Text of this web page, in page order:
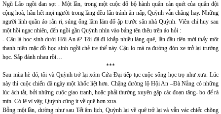
Ngũ Lão ngồi đan sọt . Một lần, trong một cuộc đổ bộ hành quân càn quét của quân đội
cộng hoà, hầu hết mọi người trong làng đều lẩn tránh ẩn nấp, Quỳnh vẫn chẳng hay. Những
người lính quần áo rằn ri, súng ống lăm lăm đổ ập trước sân nhà Quỳnh. Viên chỉ huy sau
một hồi ngạc nhiên, đến ngồi gần Quỳnh nhìn vào bảng tên thêu trên áo hỏi :
- Cậu là học sinh dưới Hội An à? Tôi đã đi khắp nhiều làng quê, lần đầu tiên mới thấy một
thanh niên mặc đồ học sinh ngồi chẻ tre thế này. Cậu lo mà ra đường đón xe trở lại trường
học. Sắp đánh nhau rồi…
***
Sau mùa hè đó, tôi và Quỳnh trở lại xóm Cửa Đại tiếp tục cuộc sống học trọ như xưa. Lúc
này thì cuộc chiến đã ngày một khốc liệt hơn. Chặng đường lộ Hội An –Đà Nẵng có những
lúc ách tắt, bởi những cuộc giao tranh, hoặc phải thường xuyên gặp các đoạn tăng- bo để rà
mìn. Có lẽ vì vậy, Quỳnh cũng ít về quê hơn xưa.
Bỗng một lần, dường như sau Tết âm lịch, Quỳnh lại về quê trở lại và vẫn vác chiếc chõng